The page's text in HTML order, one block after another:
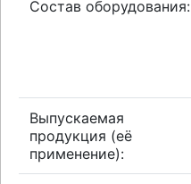
Состав оборудования:
Выпускаемая
продукция (её
применение):